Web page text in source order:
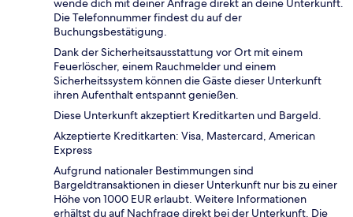
wende dich mit deiner Anfrage direkt an deine Unterkunft.
Die Telefonnummer findest du auf der
Buchungsbestätigung.
Dank der Sicherheitsausstattung vor Ort mit einem
Feuerlöscher, einem Rauchmelder und einem
Sicherheitssystem können die Gäste dieser Unterkunft
ihren Aufenthalt entspannt genießen.
Diese Unterkunft akzeptiert Kreditkarten und Bargeld.
Akzeptierte Kreditkarten: Visa, Mastercard, American
Express
Aufgrund nationaler Bestimmungen sind
Bargeldtransaktionen in dieser Unterkunft nur bis zu einer
Höhe von 1000 EUR erlaubt. Weitere Informationen
erhältst du auf Nachfrage direkt bei der Unterkunft. Die